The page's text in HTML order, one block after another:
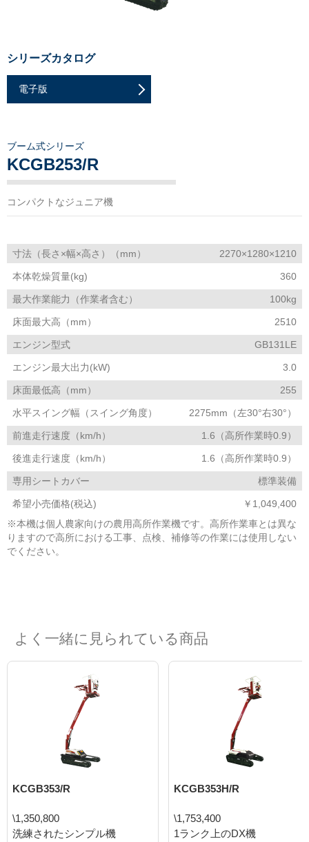
シリーズカタログ
電子版
ブーム式シリーズ
KCGB253/R
コンパクトなジュニア機
寸法（長さ×幅×高さ）（mm） 2270×1280×1210
本体乾燥質量(kg) 360
最大作業能力（作業者含む） 100kg
床面最大高（mm） 2510
エンジン型式 GB131LE
エンジン最大出力(kW) 3.0
床面最低高（mm） 255
水平スイング幅（スイング角度） 2275mm（左30°右30°）
前進走行速度（km/h） 1.6（高所作業時0.9）
後進走行速度（km/h） 1.6（高所作業時0.9）
専用シートカバー 標準装備
希望小売価格(税込)
￥1,049,400
※本機は個人農家向けの農用高所作業機です。高所作業車とは異な
りますので高所における工事、点検、補修等の作業には使用しない
でください。
よく一緒に見られている商品
KCGB353/R
\1,350,800
洗練されたシンプル機
KCGB353H/R
\1,753,400
1ランク上のDX機